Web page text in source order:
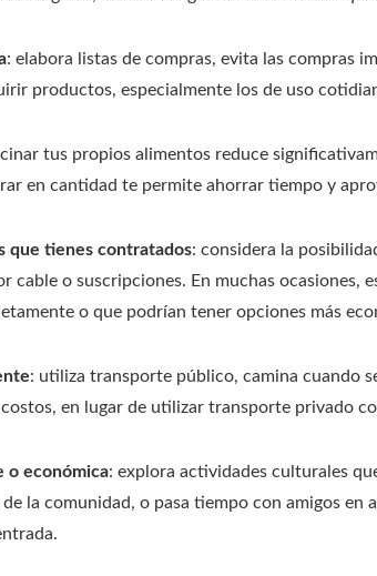
: elabora listas de compras, evita las compras
productos, especialmente los de uso
tus propios alimentos reduce
en cantidad te permite ahorrar tiempo y
que tienes contratados: considera la
cable o suscripciones. En muchas ocasiones,
o que podrían tener opciones más
: utiliza transporte público, camina cuando
en lugar de utilizar transporte privado
o económica: explora actividades culturales
la comunidad, o pasa tiempo con amigos en